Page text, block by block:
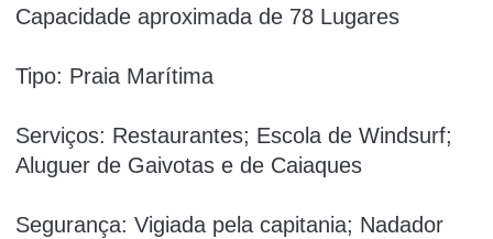
Capacidade aproximada de 78 Lugares
Tipo: Praia Marítima
Serviços: Restaurantes; Escola de Windsurf;
Aluguer de Gaivotas e de Caiaques
Segurança: Vigiada pela capitania; Nadador